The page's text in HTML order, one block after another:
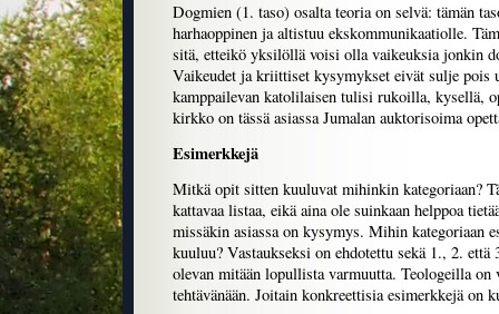
Dogmien (1. taso) osalta teoria on selvä: tämän
harhaoppinen ja altistuu ekskommunikaatiolle.
sitä, etteikö yksilöllä voisi olla vaikeuksia jonkin
Vaikeudet ja kriittiset kysymykset eivät sulje pois
kamppailevan katolilaisen tulisi rukoilla, kysellä,
kirkko on tässä asiassa Jumalan auktorisoima
Esimerkkejä
Mitkä opit sitten kuuluvat mihinkin kategoriaan?
kattavaa listaa, eikä aina ole suinkaan helppoa
missäkin asiassa on kysymys. Mihin kategoriaan
kuuluu? Vastaukseksi on ehdotettu sekä 1., 2. että
olevan mitään lopullista varmuutta. Teologeilla on
tehtävänään. Joitain konkreettisia esimerkkejä on